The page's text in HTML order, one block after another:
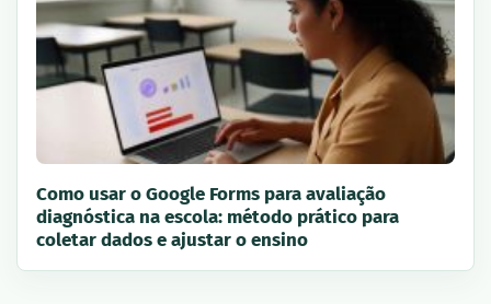
Como usar o Google Forms para avaliação
diagnóstica na escola: método prático para
coletar dados e ajustar o ensino